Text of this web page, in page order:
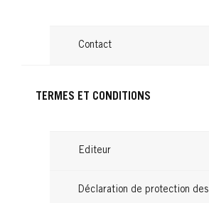
Contact
TERMES ET CONDITIONS
Editeur
Déclaration de protection